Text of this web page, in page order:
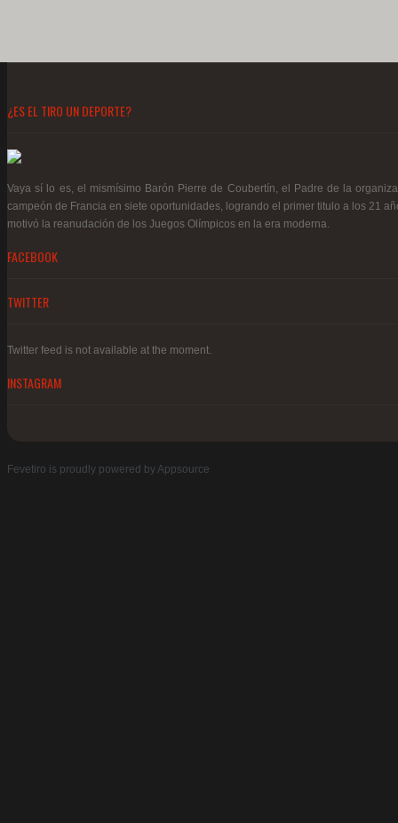
¿ES EL TIRO UN DEPORTE?
Vaya sí lo es, el mismísimo Barón Pierre de Coubertín, el Padre de la
campeón de Francia en siete oportunidades, logrando el primer titulo a los 21
motivó la reanudación de los Juegos Olímpicos en la era moderna.
FACEBOOK
TWITTER
Twitter feed is not available at the moment.
INSTAGRAM
Fevetiro is proudly powered byAppsource